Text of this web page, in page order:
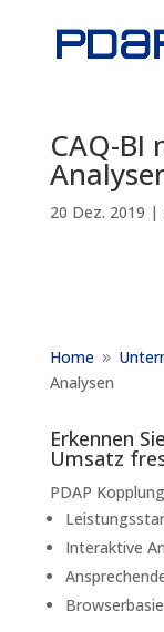
CAQ-BI
20 Dez. 2019 |
Home 9
Analysen
Erkennen
Umsatz
PDAP
Interaktive